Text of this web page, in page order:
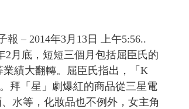
– 2014年3月13日 上午5:56..
2月底，短短三個月包括屈臣氏的
績大翻轉。屈臣氏指出，「K
拜「星」劇爆紅的商品從三星電
水等，化妝品也不例外，女主角